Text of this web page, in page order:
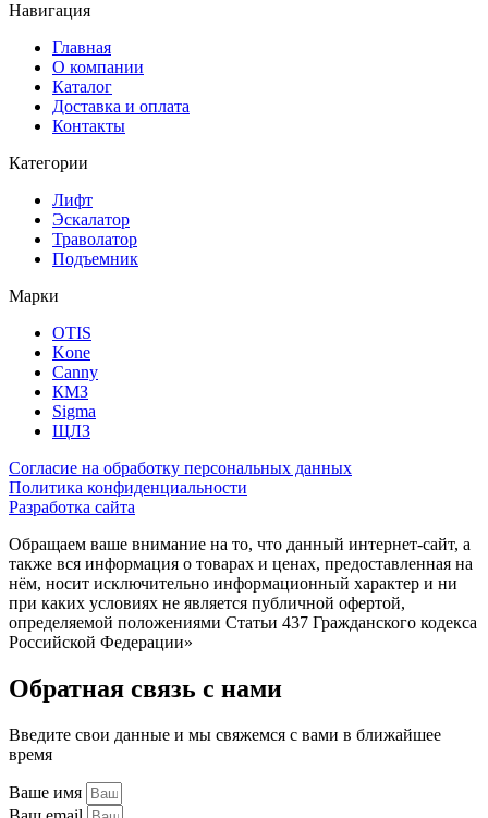
Навигация
Главная
О компании
Каталог
Доставка и оплата
Контакты
Категории
Лифт
Эскалатор
Траволатор
Подъемник
Марки
OTIS
Kone
Canny
КМЗ
Sigma
ЩЛЗ
Согласие на обработку персональных данных
Политика конфиденциальности
Разработка сайта
Обращаем ваше внимание на то, что данный интернет-сайт, а
также вся информация о товарах и ценах, предоставленная на
нём, носит исключительно информационный характер и ни
при каких условиях не является публичной офертой,
определяемой положениями Статьи 437 Гражданского кодекса
Российской Федерации»
Обратная связь с нами
Введите свои данные и мы свяжемся с вами в ближайшее
время
Ваше имя